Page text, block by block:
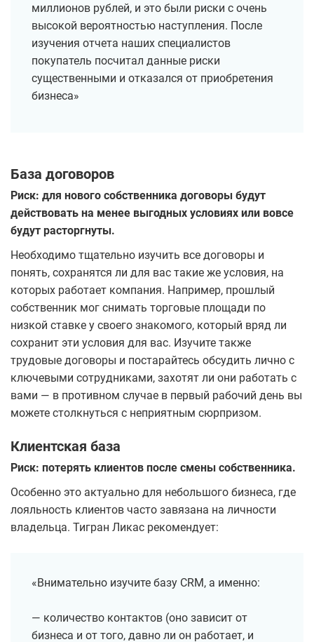
миллионов рублей, и это были риски с очень
высокой вероятностью наступления. После
изучения отчета наших специалистов
покупатель посчитал данные риски
существенными и отказался от приобретения
бизнеса»
База договоров
Риск: для нового собственника договоры будут
действовать на менее выгодных условиях или вовсе
будут расторгнуты.
Необходимо тщательно изучить все договоры и
понять, сохранятся ли для вас такие же условия, на
которых работает компания. Например, прошлый
собственник мог снимать торговые площади по
низкой ставке у своего знакомого, который вряд ли
сохранит эти условия для вас. Изучите также
трудовые договоры и постарайтесь обсудить лично с
ключевыми сотрудниками, захотят ли они работать с
вами — в противном случае в первый рабочий день вы
можете столкнуться с неприятным сюрпризом.
Клиентская база
Риск: потерять клиентов после смены собственника.
Особенно это актуально для небольшого бизнеса, где
лояльность клиентов часто завязана на личности
владельца. Тигран Ликас рекомендует:
«Внимательно изучите базу CRM, а именно:
— количество контактов (оно зависит от
бизнеса и от того, давно ли он работает, и